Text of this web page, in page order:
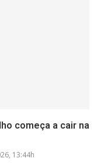
começa a cair na
13:44h